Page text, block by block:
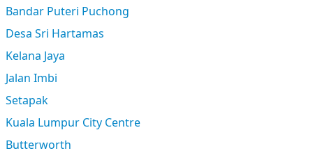
Bandar Puteri Puchong
Desa Sri Hartamas
Kelana Jaya
Jalan Imbi
Setapak
Kuala Lumpur City Centre
Butterworth